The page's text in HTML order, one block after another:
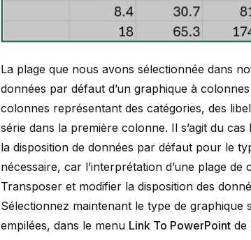
La plage que nous avons sélectionnée dans
données par défaut d’un graphique à
colonnes représentant des catégories, des
série dans la première colonne. Il s’agit du
la disposition de données par défaut pour le
nécessaire, car l’interprétation d’une plage
Transposer et modifier la disposition des
Sélectionnez maintenant le type de
empilées, dans le menu Link To PowerPoint de